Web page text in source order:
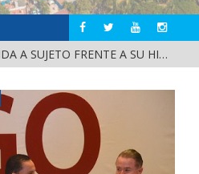
LE ARREBATAN LA VIDA A SUJETO FRENTE A SU HIJO